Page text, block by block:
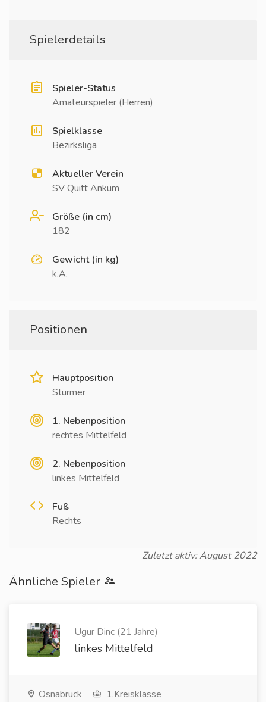
Spielerdetails
Spieler-Status
Amateurspieler (Herren)
Spielklasse
Bezirksliga
Aktueller Verein
SV Quitt Ankum
Größe (in cm)
182
Gewicht (in kg)
k.A.
Positionen
Hauptposition
Stürmer
1. Nebenposition
rechtes Mittelfeld
2. Nebenposition
linkes Mittelfeld
Fuß
Rechts
Zuletzt aktiv: August 2022
Ähnliche Spieler
Ugur Dinc (21 Jahre)
linkes Mittelfeld
Osnabrück 1.Kreisklasse